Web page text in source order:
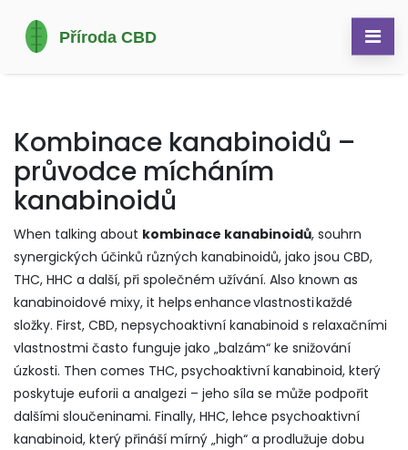
Kombinace kanabinoidů –
průvodce mícháním
kanabinoidů
When talking about kombinace kanabinoidů, souhrn
synergických účinků různých kanabinoidů, jako jsou CBD,
THC, HHC a další, při společném užívání. Also known as
kanabinoidové mixy, it helps enhance vlastnosti každé
složky. First, CBD, nepsychoaktivní kanabinoid s relaxačními
vlastnostmi často funguje jako „balzám“ ke snižování
úzkosti. Then comes THC, psychoaktivní kanabinoid, který
poskytuje euforii a analgezi – jeho síla se může podpořit
dalšími sloučeninami. Finally, HHC, lehce psychoaktivní
kanabinoid, který přináší mírný „high“ a prodlužuje dobu